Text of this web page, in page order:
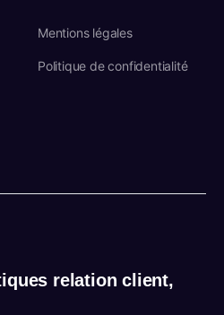
Mentions légales
Politique de confidentialité
relation client,